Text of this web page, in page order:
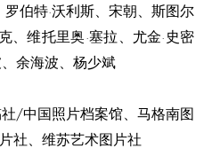
罗伯特·沃利斯、宋朝、斯图尔
、维托里奥·塞拉、尤金·史密
余海波、杨少斌
/中国照片档案馆、马格南图
社、维苏艺术图片社